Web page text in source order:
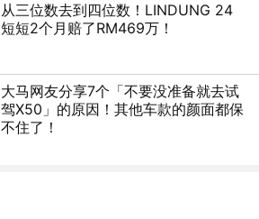
从三位数去到四位数！LINDUNG 24
短短2个月赔了RM469万！
大马网友分享7个「不要没准备就去试
驾X50」的原因！其他车款的颜面都保
不住了！